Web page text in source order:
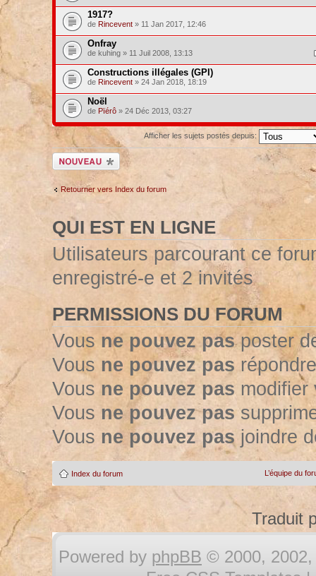
1917?
de Rincevent» 11 Jan 2017, 12:46
Onfray
de kuhing » 11 Juil 2008, 13:13
Constructions illégales (GPI)
de Rincevent» 24 Jan 2018, 18:19
Noël
de Pïérô» 24 Déc 2013, 03:27
Afficher les sujets postés depuis:
Ecrire un nouveau
sujet
Retourner vers Index du forum
QUI EST EN LIGNE
Utilisateurs parcourant ce
enregistré-e et 2 invités
PERMISSIONS DU FORUM
Vous ne pouvez pasposter
Vous ne pouvez pas
Vous ne pouvez pas modifier
Vous ne pouvez pas
Vous ne pouvez pasjoindre
Index du forum L’équipe du
Traduit
Powered by phpBB © 2000, 2002,